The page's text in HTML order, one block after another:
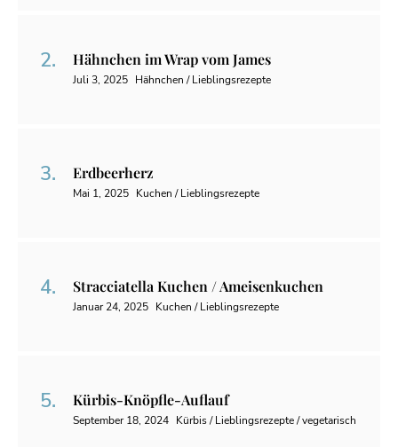
Hähnchen im Wrap vom James
Juli 3, 2025 Hähnchen / Lieblingsrezepte
Erdbeerherz
Mai 1, 2025 Kuchen / Lieblingsrezepte
Stracciatella Kuchen / Ameisenkuchen
Januar 24, 2025 Kuchen / Lieblingsrezepte
Kürbis-Knöpfle-Auflauf
September 18, 2024 Kürbis / Lieblingsrezepte / vegetarisch